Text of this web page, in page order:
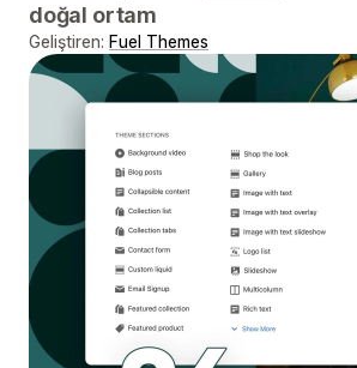
doğal ortam
Geliştiren: Fuel Themes